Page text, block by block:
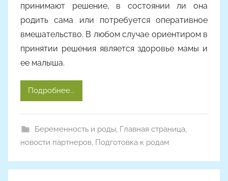
принимают решение, в состоянии ли она
родить сама или потребуется оперативное
вмешательство. В любом случае ориентиром в
принятии решения является здоровье мамы и
ее малыша.
Подробнее...
Беременность и роды Главная страница
новости партнеров Подготовка к родам